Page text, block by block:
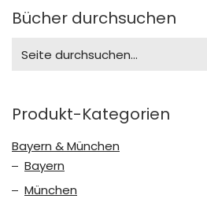
Bücher durchsuchen
for:
Produkt-Kategorien
Bayern & München
Bayern
München